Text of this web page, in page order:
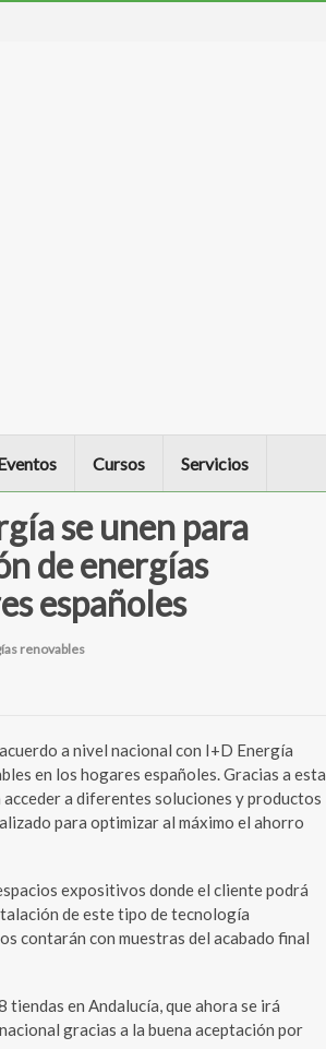
Cursos Servicios
se unen para
de energías
españoles
renovables
a nivel nacional con I+D Energía
en los hogares españoles. Gracias a esta
a diferentes soluciones y productos
para optimizar al máximo el ahorro
expositivos donde el cliente podrá
de este tipo de tecnología
contarán con muestras del acabado final
tiendas en Andalucía, que ahora se irá
gracias a la buena aceptación por